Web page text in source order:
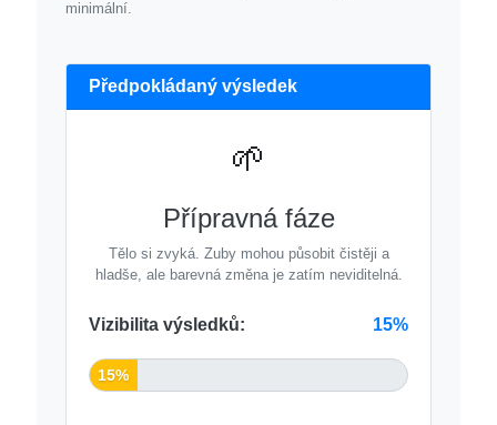
minimální.
Předpokládaný výsledek
🌱
Přípravná fáze
Tělo si zvyká. Zuby mohou působit čistěji a
hladše, ale barevná změna je zatím neviditelná.
Vizibilita výsledků: 15%
15%